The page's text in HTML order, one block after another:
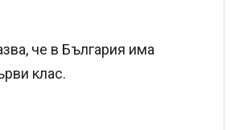
че в България има
клас.